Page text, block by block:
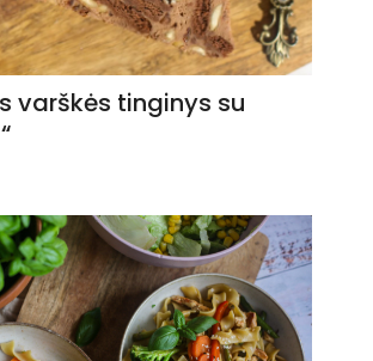
varškės tinginys su